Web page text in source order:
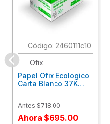
: 2460111c10
Ofix
Papel Ofix Ecologico
Carta Blanco 37K
Antes $718.00
Ahora $695.00